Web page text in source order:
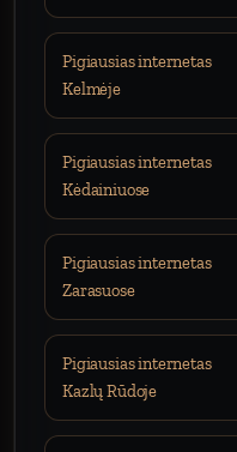
Pigiausias internetas
Kelmėje
Pigiausias internetas
Kėdainiuose
Pigiausias internetas
Zarasuose
Pigiausias internetas
Kazlų Rūdoje